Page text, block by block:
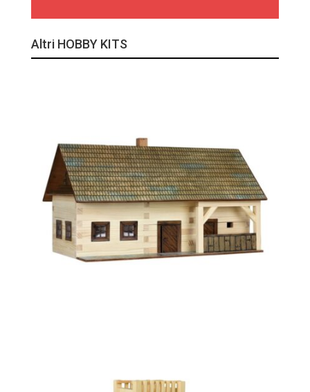
Altri HOBBY KITS